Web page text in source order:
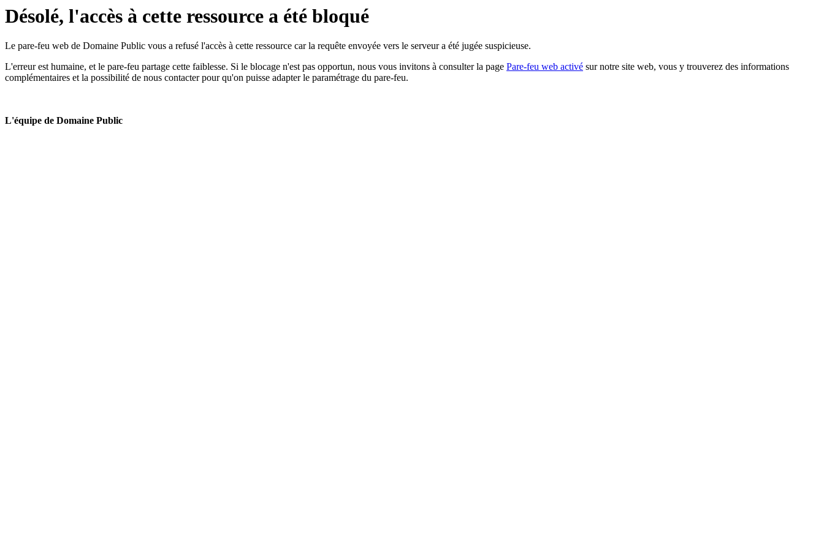
Désolé, l'accès à cette ressource a été bloqué
Le pare-feu web de Domaine Public vous a refusé l'accès à cette ressource car la requête envoyée vers le serveur a été jugée suspicieuse.
L'erreur est humaine, et le pare-feu partage cette faiblesse. Si le blocage n'est pas opportun, nous vous invitons à consulter la page Pare-feu web activé sur notre site web, vous y trouverez des informations
complémentaires et la possibilité de nous contacter pour qu'on puisse adapter le paramétrage du pare-feu.
L'équipe de Domaine Public